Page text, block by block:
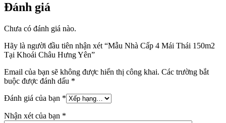
Đánh giá
Chưa có đánh giá nào.
Hãy là người đầu tiên nhận xét “Mẫu Nhà Cấp 4 Mái Thái 150m2
Tại Khoái Châu Hưng Yên”
Email của bạn sẽ không được hiển thị công khai. Các trường bắt
buộc được đánh dấu *
Đánh giá của bạn *
Nhận xét của bạn *